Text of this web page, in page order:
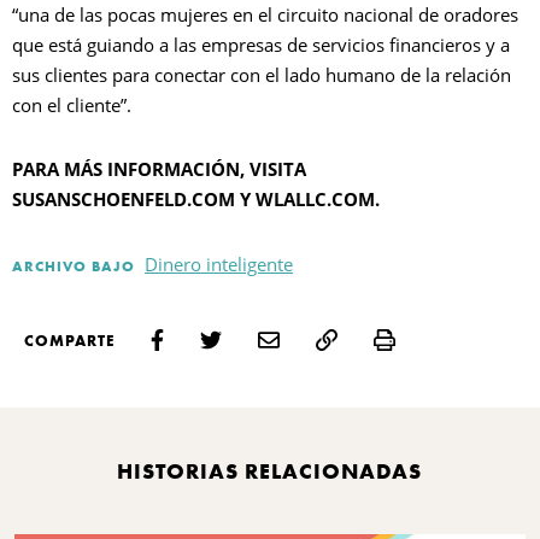
“una de las pocas mujeres en el circuito nacional de oradores
que está guiando a las empresas de servicios financieros y a
sus clientes para conectar con el lado humano de la relación
con el cliente”.
PARA MÁS INFORMACIÓN, VISITA
SUSANSCHOENFELD.COM Y WLALLC.COM.
ARCHIVO BAJO Dinero inteligente
COMPARTE Print
HISTORIAS RELACIONADAS